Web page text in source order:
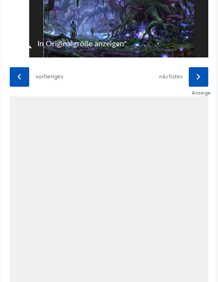
In Originalgröße anzeigen
vorheriges nächstes